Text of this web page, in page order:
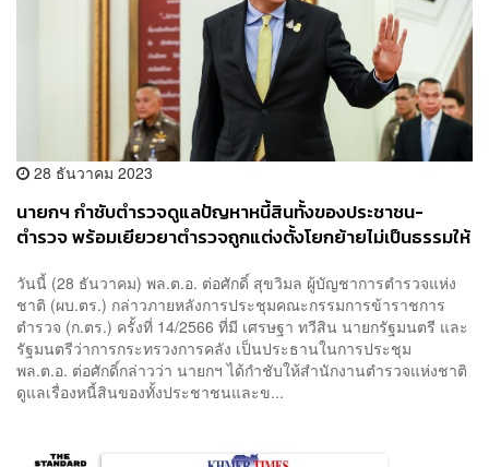
28 ธันวาคม 2023
นายกฯ กำชับตำรวจดูแลปัญหาหนี้สินทั้งของประชาชน-
ตำรวจ พร้อมเยียวยาตำรวจถูกแต่งตั้งโยกย้ายไม่เป็นธรรมให้
วันนี้ (28 ธันวาคม) พล.ต.อ. ต่อศักดิ์ สุขวิมล ผู้บัญชาการตำรวจแห่ง
ชาติ (ผบ.ตร.) กล่าวภายหลังการประชุมคณะกรรมการข้าราชการ
ตำรวจ (ก.ตร.) ครั้งที่ 14/2566 ที่มี เศรษฐา ทวีสิน นายกรัฐมนตรี และ
รัฐมนตรีว่าการกระทรวงการคลัง เป็นประธานในการประชุม
พล.ต.อ. ต่อศักดิ์กล่าวว่า นายกฯ ได้กำชับให้สำนักงานตำรวจแห่งชาติ
ดูแลเรื่องหนี้สินของทั้งประชาชนและข...